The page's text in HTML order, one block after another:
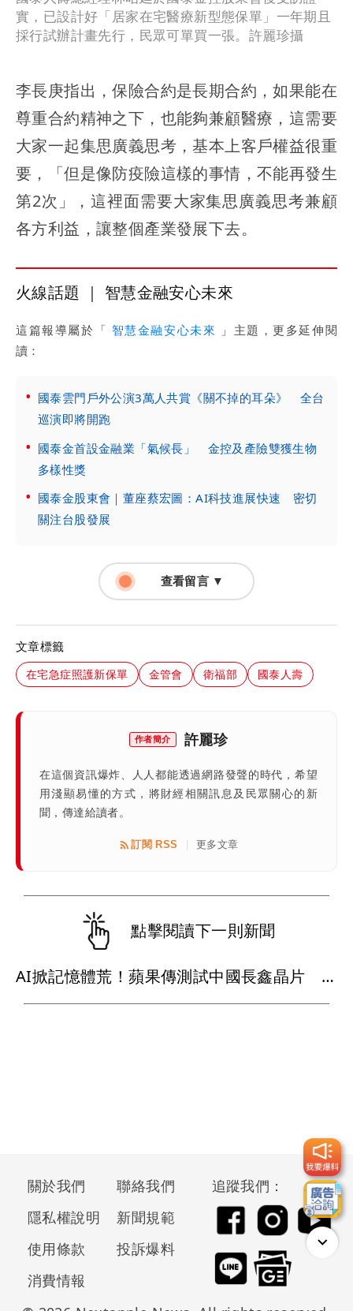
實，已設計好「居家在宅醫療新型態保單」一年期且
採行試辦計畫先行，民眾可單買一張。許麗珍攝
李長庚指出，保險合約是長期合約，如果能在
尊重合約精神之下，也能夠兼顧醫療，這需要
大家一起集思廣義思考，基本上客戶權益很重
要，「但是像防疫險這樣的事情，不能再發生
第2次」，這裡面需要大家集思廣義思考兼顧
各方利益，讓整個產業發展下去。
火線話題 ｜ 智慧金融安心未來
這篇報導屬於「 智慧金融安心未來
」主題，更多延伸閱
讀：
國泰雲門戶外公演3萬人共賞《關不掉的耳朵》 全台
巡演即將開跑
國泰金首設金融業「氣候長」 金控及產險雙獲生物
多樣性獎
國泰金股東會｜董座蔡宏圖：AI科技進展快速 密切
關注台股發展
查看留言 ▼
文章標籤
在宅急症照護新保單 金管會 衛福部 國泰人壽
作者簡介 許麗珍
在這個資訊爆炸、人人都能透過網路發聲的時代，希望
用淺顯易懂的方式，將財經相關訊息及民眾關心的新
聞，傳達給讀者。
訂閱 RSS 更多文章
點擊閱讀下一則新聞
AI掀記憶體荒！蘋果傳測試中國長鑫晶片 iPhone、MacBook可能採用
關於我們
聯絡我們
隱私權說明
新聞規範
使用條款
投訴爆料
消費情報
追蹤我們：